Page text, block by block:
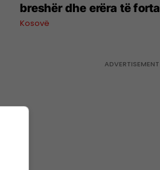
breshër dhe erëra të forta
Kosovë